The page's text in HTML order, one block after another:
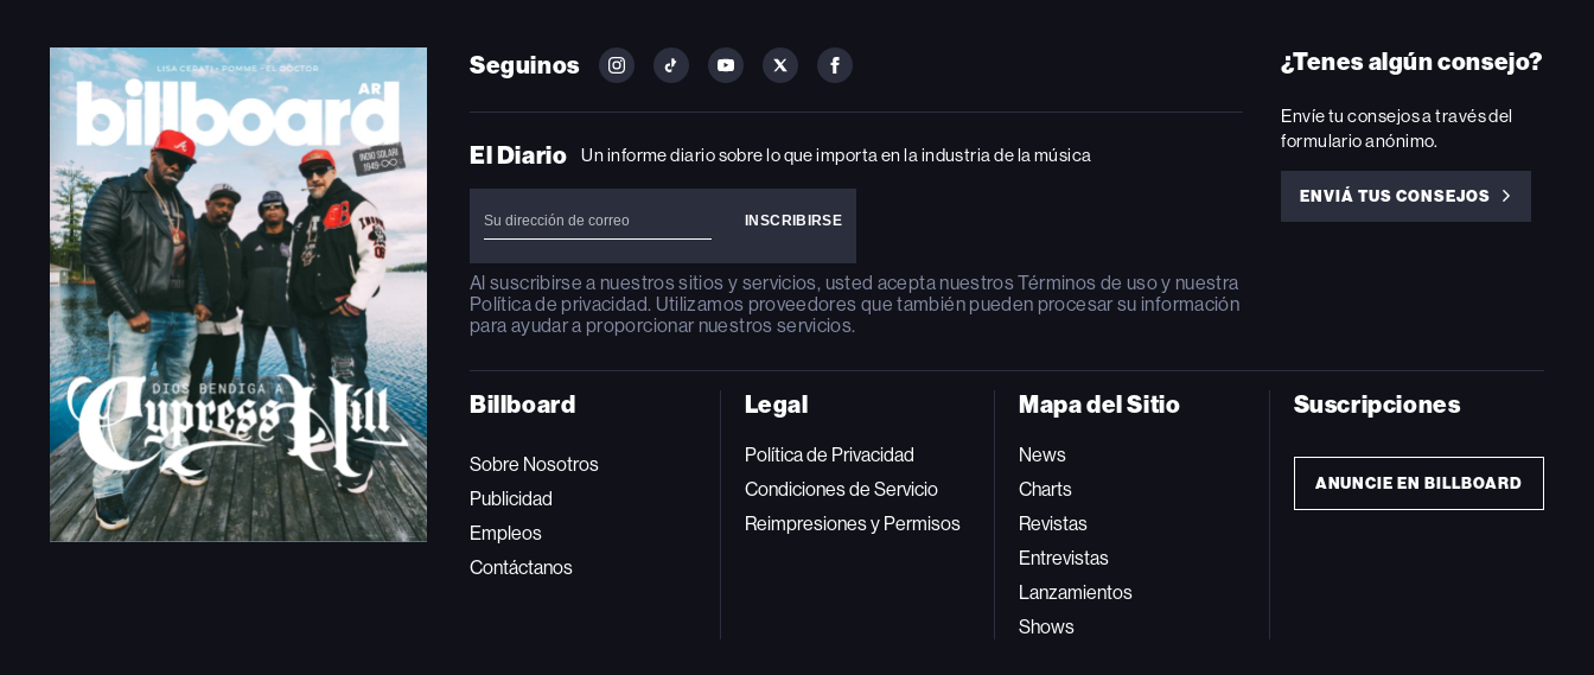
Seguinos
FOLLOW
ON
FOLLOW
ON
FOLLOW
ON
FOLLOW
ON
FOLLOW
ON
El Diario Un informe diario sobre lo que importa en la industria de la música
Al suscribirse a nuestros sitios y servicios, usted acepta nuestrosTérminos de usoy nuestra
Política de privacidad. Utilizamos proveedores que también pueden procesar su información
para ayudar a proporcionar nuestros servicios.
¿Tenes algún consejo?
Envíe tu consejos a través del
formulario anónimo.
ENVIÁ TUS CONSEJOS
ENVIÁ
Billboard
Sobre Nosotros
Publicidad
Empleos
Contáctanos
Legal
Política de Privacidad
Condiciones de Servicio
Reimpresiones y Permisos
Mapa del Sitio
News
Charts
Revistas
Entrevistas
Lanzamientos
Shows
Suscripciones
ANUNCIE EN BILLBOARD